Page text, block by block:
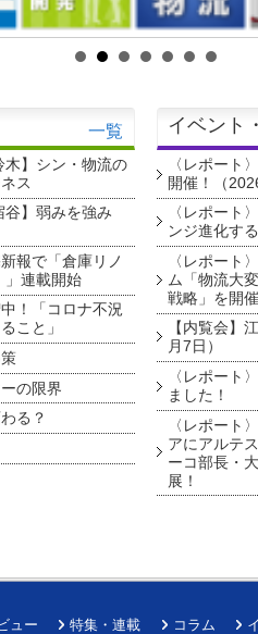
一覧
木】シン・物流の
ス
谷】弱みを強み
報で「倉庫リノ
」連載開始
！「コロナ不況
こと」
の限界
る？
イベント
〈レポート
開催！（
〈レポート
ンジ進化す
〈レポート
ム「物流大
戦略」を開
【内覧会】
月7日）
〈レポート
ました！
〈レポート
アにアルテ
ーコ部長・
展！
ュー 特集・連載 コラム